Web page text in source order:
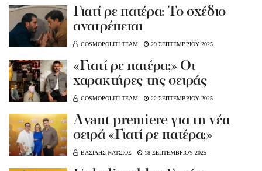
Γιατί ρε πατέρα: Το σχέδιο
ανατρέπεται
COSMOPOLITI TEAM 29 ΣΕΠΤΕΜΒΡΙΟΥ 2025
«Γιατί ρε πατέρα;» Οι
χαρακτήρες της σειράς
COSMOPOLITI TEAM 22 ΣΕΠΤΕΜΒΡΙΟΥ 2025
Αvant premiere για τη νέα
σειρά «Γιατί ρε πατέρα;»
ΒΑΣΙΛΗΣ ΝΑΤΣΙΟΣ 18 ΣΕΠΤΕΜΒΡΙΟΥ 2025